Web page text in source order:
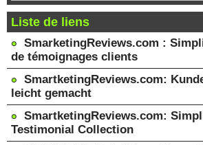
Liste de liens
SmarketingReviews.com :
de témoignages clients
SmartketingReviews.com:
leicht gemacht
SmartketingReviews.com:
Testimonial Collection